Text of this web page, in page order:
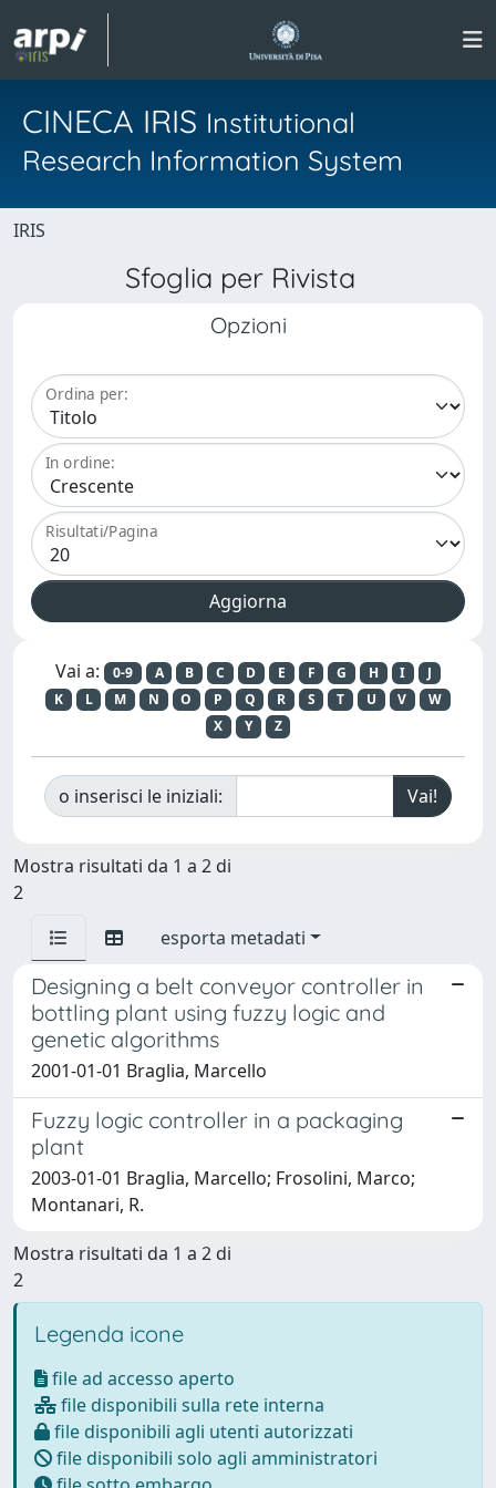
CINECA IRIS Institutional
Research Information System
IRIS
Sfoglia per Rivista
Opzioni
Ordina per:
In ordine:
Risultati/Pagina
Vai a: 0-9 A B C D E F G H I
J
K
L M N O P Q R S T U V
W
X
Y Z
o inserisci le iniziali:
Mostra risultati da 1 a 2 di
2
esporta metadati
Designing a belt conveyor controller in
bottling plant using fuzzy logic and
genetic algorithms
2001-01-01 Braglia, Marcello
Fuzzy logic controller in a packaging
plant
2003-01-01 Braglia, Marcello; Frosolini, Marco;
Montanari, R.
Mostra risultati da 1 a 2 di
2
Legenda icone
file ad accesso aperto
file disponibili sulla rete interna
file disponibili agli utenti autorizzati
file disponibili solo agli amministratori